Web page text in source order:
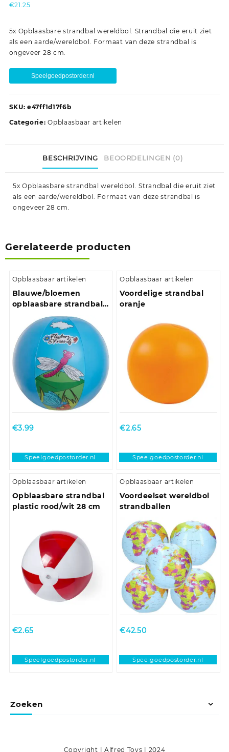
€21.25
5x Opblaasbare strandbal wereldbol. Strandbal die eruit ziet
als een aarde/wereldbol. Formaat van deze strandbal is
ongeveer 28 cm.
Speelgoedpostorder.nl
SKU: e47ff1d17f6b
Categorie:Opblaasbaar artikelen
BESCHRIJVING BEOORDELINGEN (0)
5x Opblaasbare strandbal wereldbol. Strandbal die eruit ziet
als een aarde/wereldbol. Formaat van deze strandbal is
ongeveer 28 cm.
Gerelateerde producten
Opblaasbaar artikelen
Blauwe/bloemen
opblaasbare strandbal
29 cm speelgoed
€3.99
Speelgoedpostorder.nl
Opblaasbaar artikelen
Voordelige strandbal
oranje
€2.65
Speelgoedpostorder.nl
Opblaasbaar artikelen
Opblaasbare strandbal
plastic rood/wit 28 cm
€2.65
Speelgoedpostorder.nl
Opblaasbaar artikelen
Voordeelset wereldbol
strandballen
€42.50
Speelgoedpostorder.nl
Zoeken
Copyright | Alfred Toys | 2024